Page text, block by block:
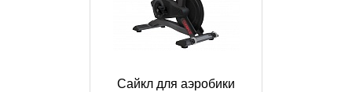
Сайкл для аэробики